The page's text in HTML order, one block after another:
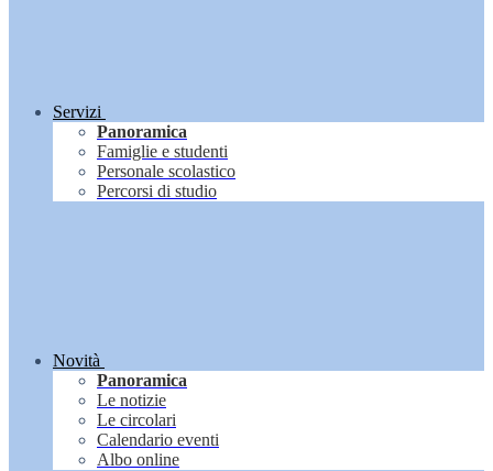
Servizi
Panoramica
Famiglie e studenti
Personale scolastico
Percorsi di studio
Novità
Panoramica
Le notizie
Le circolari
Calendario eventi
Albo online